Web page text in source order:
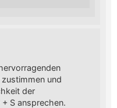
und
der
S ansprechen.